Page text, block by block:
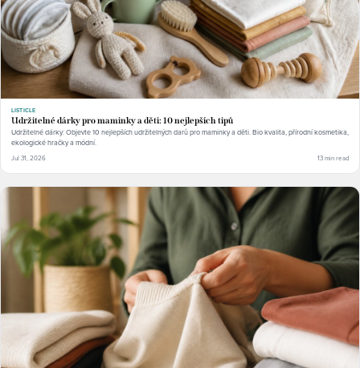
LISTICLE
Udržitelné dárky pro maminky a děti: 10 nejlepších tipů
Udržitelné dárky: Objevte 10 nejlepších udržitelných darů pro maminky a děti. Bio kvalita, přírodní kosmetika,
ekologické hračky a módní.
Jul 31, 2026 13 min read